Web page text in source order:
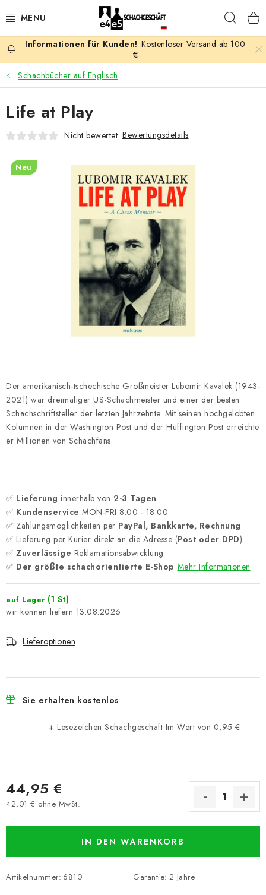
Inhalt
AKTION
SCHACHSPIELE
SCHACHFIGUREN
SCHACHBRETTER
SCHACHUHREN
SCHACHBÜCHER
SCHACH-ANTIQUITÄTENLADEN
SCHACH ONLINE
SCHACH-MERCH
SCHACH GESCHENKE
KONTAKT
Kontakt FAQ Über uns
Schachblog
Geschäftsbedingungen
Kostenloser Versand ab 100
€
Schachbücher auf Englisch
Der amerikanisch-tschechische Großmeister Lubomir Kavalek (1943-
2021) war dreimaliger US-Schachmeister und einer der besten
Schachschriftsteller der letzten Jahrzehnte. Mit seinen hochgelobten
Kolumnen in der Washington Post und der Huffington Post erreichte
er Millionen von Schachfans.
✅ Lieferung innerhalb von 2-3 Tagen
✅ Kundenservice MON-FRI 8:00 - 18:00
✅ Zahlungsmöglichkeiten per PayPal, Bankkarte, Rechnung
✅ Lieferung per Kurier direkt an die Adresse (Post oder DPD)
✅ Zuverlässige Reklamationsabwicklung
✅ Der größte schachorientierte E-Shop Mehr Informationen
auf Lager (1 St)
13.08.2026
Lieferoptionen
Sie erhalten kostenlos
+ Lesezeichen Schachgeschäft Im Wert von 0,95 €
44,95 €
42,01 € ohne MwSt.
IN DEN WARENKORB
Artikelnummer: 6810 Garantie: 2 Jahre
Life at Play
Nicht bewertet Bewertungsdetails
Neu